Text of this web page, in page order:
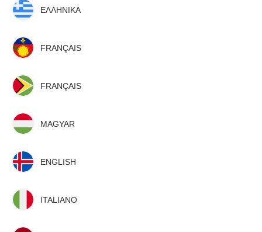
ΕΛΛΗΝΙΚΑ
FRANÇAIS
FRANÇAIS
MAGYAR
ENGLISH
ITALIANO